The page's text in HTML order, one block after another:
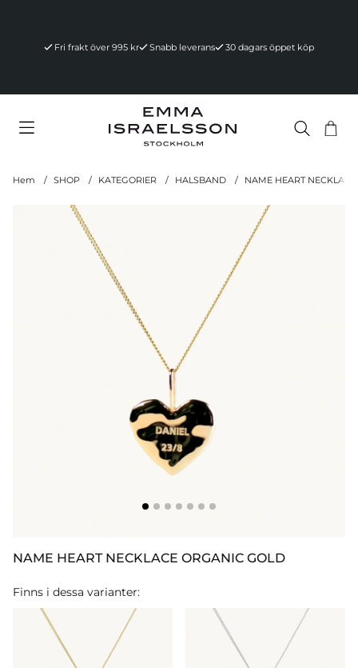
Fri frakt över 995 kr Snabb leverans 30 dagars öppet köp
.
Hem SHOP KATEGORIER HALSBAND NAME HEART
NAME HEART NECKLACE ORGANIC GOLD
Finns i dessa varianter: